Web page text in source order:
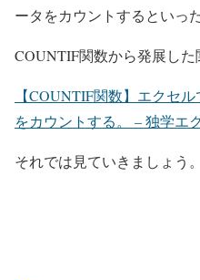
ータをカウントするといっ
COUNTIF関数から発展し
【COUNTIF関数】エクセ
をカウントする。 – 独学エ
それでは見ていきましょう。